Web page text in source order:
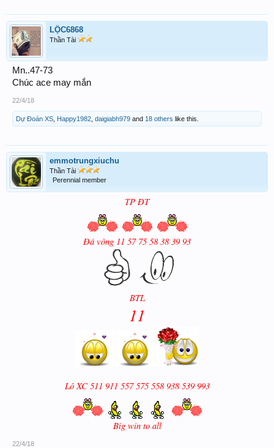
LỘC6868
Thần Tài
Mn..47-73
Chúc ace may mắn
22/4/18
Dự Đoán XS Happy1982 daigiabh979 and 18 others like this.
emmotrungxiuchu
Thần Tài
Perennial member
TP ĐT
Đá vòng 11 57 75 58 38 39 93
BTL
11
Lô XC 511 911 557 575 558 938 539 993
Big win to all
22/4/18